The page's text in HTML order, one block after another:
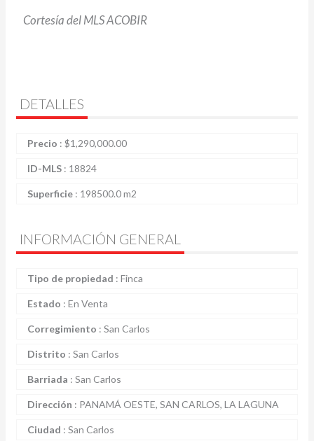
Cortesía del MLS ACOBIR
DETALLES
Precio : $1,290,000.00
ID-MLS : 18824
Superficie : 198500.0 m2
INFORMACIÓN GENERAL
Tipo de propiedad : Finca
Estado : En Venta
Corregimiento : San Carlos
Distrito : San Carlos
Barriada : San Carlos
Dirección : PANAMÁ OESTE, SAN CARLOS, LA LAGUNA
Ciudad : San Carlos